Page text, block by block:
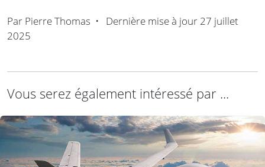
Par Pierre Thomas • Dernière mise à jour 27 juillet
2025
Vous serez également intéressé par ...